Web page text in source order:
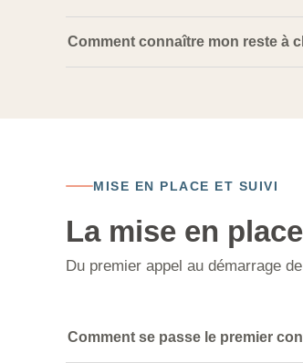
Comment connaître mon reste à
MISE EN PLACE ET SUIVI
La mise en
Du premier appel au démarrage
Comment se passe le premier